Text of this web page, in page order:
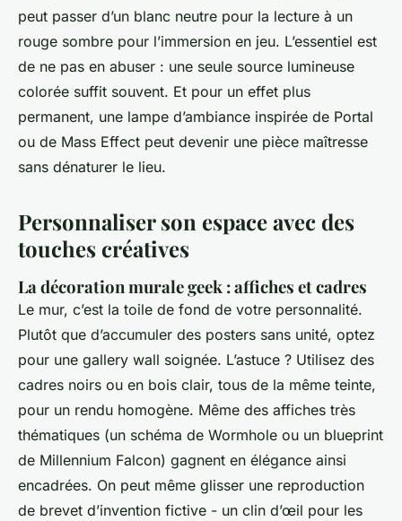
peut passer d’un blanc neutre pour la lecture à un
rouge sombre pour l’immersion en jeu. L’essentiel est
de ne pas en abuser : une seule source lumineuse
colorée suffit souvent. Et pour un effet plus
permanent, une lampe d’ambiance inspirée de Portal
ou de Mass Effect peut devenir une pièce maîtresse
sans dénaturer le lieu.
Personnaliser son espace avec des
touches créatives
La décoration murale geek : affiches et cadres
Le mur, c’est la toile de fond de votre personnalité.
Plutôt que d’accumuler des posters sans unité, optez
pour une gallery wall soignée. L’astuce ? Utilisez des
cadres noirs ou en bois clair, tous de la même teinte,
pour un rendu homogène. Même des affiches très
thématiques (un schéma de Wormhole ou un blueprint
de Millennium Falcon) gagnent en élégance ainsi
encadrées. On peut même glisser une reproduction
de brevet d’invention fictive - un clin d’œil pour les